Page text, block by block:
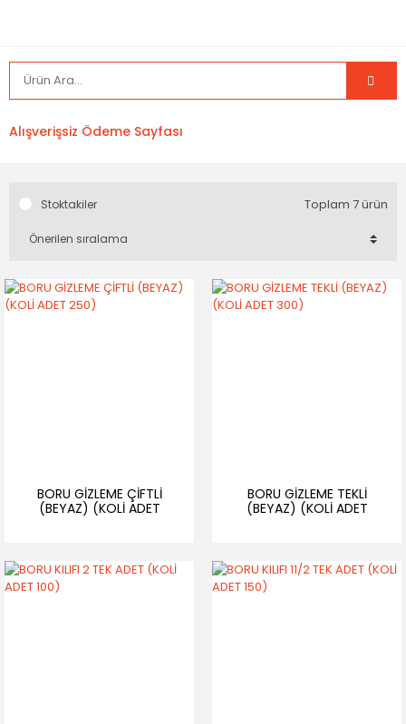
Alışverişsiz Ödeme Sayfası
Stoktakiler Toplam 7 ürün
BORU GİZLEME ÇİFTLİ
(BEYAZ) (KOLİ ADET
BORU GİZLEME TEKLİ
(BEYAZ) (KOLİ ADET